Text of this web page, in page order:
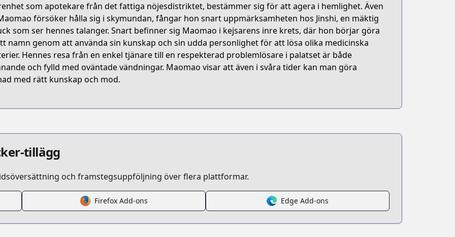
no-hitorigoto
www.cdjapan.co.jp/product/NEOBK-2665597
som apotekare från det fattiga nöjesdistriktet, bestämmer sig för att agera i hemlighet. Även
försöker hålla sig i skymundan, fångar hon snart uppmärksamheten hos Jinshi, en mäktig
som ser hennes talanger. Snart befinner sig Maomao i kejsarens inre krets, där hon börjar göra
namn genom att använda sin kunskap och sin udda personlighet för att lösa olika medicinska
Hennes resa från en enkel tjänare till en respekterad problemlösare i palatset är både
och fylld med oväntade vändningar. Maomao visar att även i svåra tider kan man göra
med rätt kunskap och mod.
tillägg
och framstegsuppföljning över flera plattformar.
Firefox Add-ons Edge Add-ons